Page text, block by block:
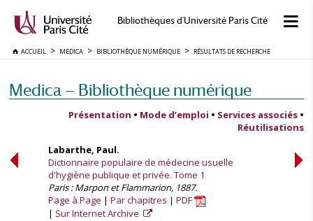
Bibliothèques d'Université Paris Cité
ACCUEIL MEDICA BIBLIOTHÈQUE NUMÉRIQUE RÉSULTATS DE RECHERCHE
Medica — Bibliothèque numérique
Présentation • Mode d’emploi • Services associés •
Réutilisations
Labarthe, Paul.
Dictionnaire populaire de médecine usuelle
d'hygiène publique et privée. Tome 1
Paris : Marpon et Flammarion, 1887.
Page à Page
Par chapitres
PDF
Sur Internet Archive